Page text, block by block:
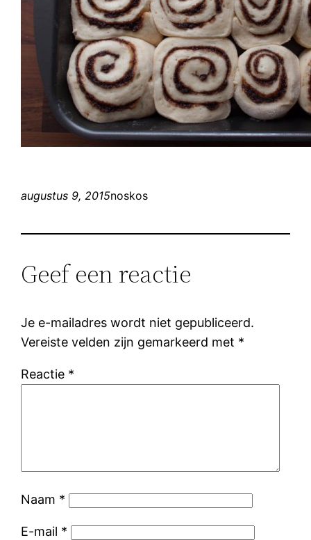
augustus 9, 2015noskos
Geef een reactie
Je e-mailadres wordt niet gepubliceerd.
Vereiste velden zijn gemarkeerd met *
Reactie *
Naam *
E-mail *